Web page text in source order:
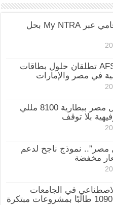
عودة خدمة أرقامي عبر My NTRA بحل
Mastercard وAFS تطلقان حلول بطاقات
في مصر والإمارات
vivo Y500 يصل مصر ببطارية 8100 مللي
بلا توقف
مصر”.. نموذج ناجح لدعم
مخفضة
في الجامعات